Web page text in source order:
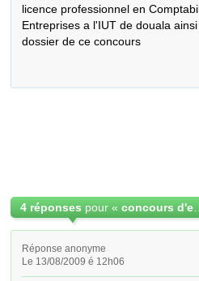
licence professionnel en
Entreprises a l'IUT de douala
dossier de ce concours
4 réponses pour «
Réponse anonyme
Le 13/08/2009 é 12h06